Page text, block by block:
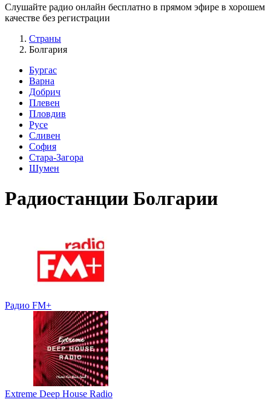
Cлушайте радио онлайн бесплатно в прямом эфире в хорошем
качестве без регистрации
Страны
Болгария
Бургас
Варна
Добрич
Плевен
Пловдив
Русе
Сливен
София
Стара-Загора
Шумен
Радиостанции Болгарии
Радио FM+
Extreme Deep House Radio